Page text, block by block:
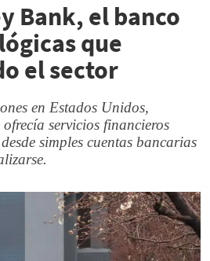
Bank, el banco
que
el sector
en Estados Unidos,
servicios financieros
simples cuentas bancarias